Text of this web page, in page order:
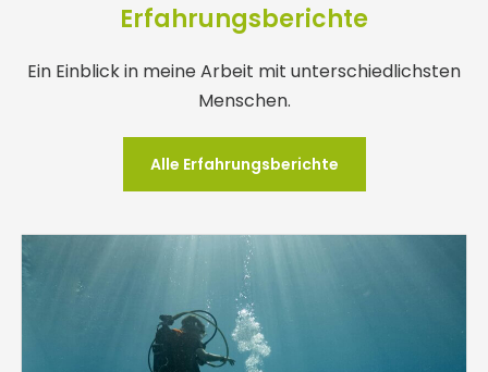
Erfahrungsberichte
Ein Einblick in meine Arbeit mit unterschiedlichsten
Menschen.
Alle Erfahrungsberichte